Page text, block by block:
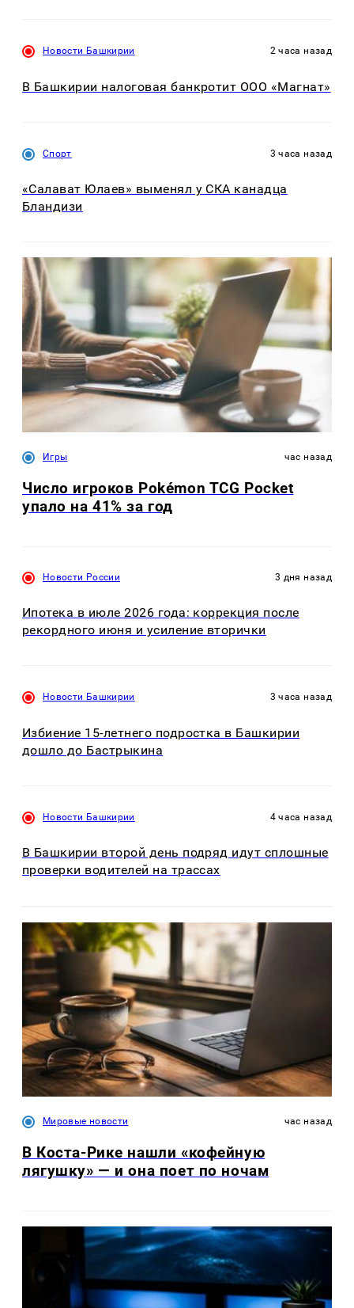
Новости Башкирии 2 часа назад
В Башкирии налоговая банкротит ООО «Магнат»
Спорт 3 часа назад
«Салават Юлаев» выменял у СКА канадца
Бландизи
Игры час назад
Число игроков Pokémon TCG Pocket
упало на 41% за год
Новости России 3 дня назад
Ипотека в июле 2026 года: коррекция после
рекордного июня и усиление вторички
Новости Башкирии 3 часа назад
Избиение 15-летнего подростка в Башкирии
дошло до Бастрыкина
Новости Башкирии 4 часа назад
В Башкирии второй день подряд идут сплошные
проверки водителей на трассах
Мировые новости час назад
В Коста-Рике нашли «кофейную
лягушку» — и она поет по ночам